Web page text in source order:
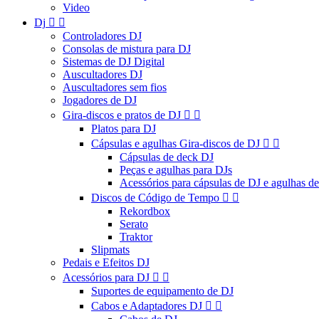
Video
Dj  
Controladores DJ
Consolas de mistura para DJ
Sistemas de DJ Digital
Auscultadores DJ
Auscultadores sem fios
Jogadores de DJ
Gira-discos e pratos de DJ  
Platos para DJ
Cápsulas e agulhas Gira-discos de DJ  
Cápsulas de deck DJ
Peças e agulhas para DJs
Acessórios para cápsulas de DJ e agulhas
Discos de Código de Tempo  
Rekordbox
Serato
Traktor
Slipmats
Pedais e Efeitos DJ
Acessórios para DJ  
Suportes de equipamento de DJ
Cabos e Adaptadores DJ  